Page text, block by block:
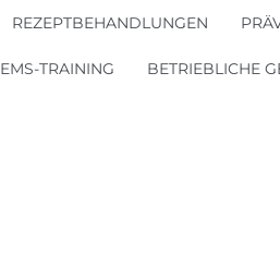
REZEPTBEHANDLUNGEN
EMS-TRAINING BETRIEBLICHE